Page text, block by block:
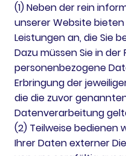
(1) Neben der rein
unserer Website
Leistungen an, die Sie
Dazu müssen Sie in der
personenbezogene
Erbringung der
die die zuvor
Datenverarbeitung
(2) Teilweise bedienen
Ihrer Daten externer